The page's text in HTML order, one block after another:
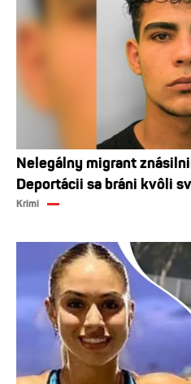
Nelegálny migrant
Deportácii sa bráni kvôli
Krimi